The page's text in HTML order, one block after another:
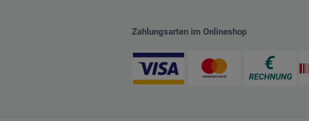
Zahlungsarten im Onlineshop